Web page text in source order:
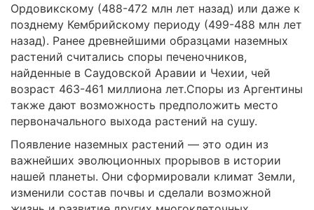
Ордовикскому (488-472 млн лет назад) или даже к
позднему Кембрийскому периоду (499-488 млн лет
назад). Ранее древнейшими образцами наземных
растений считались споры печеночников,
найденные в Саудовской Аравии и Чехии, чей
возраст 463-461 миллиона лет.Споры из Аргентины
также дают возможность предположить место
первоначального выхода растений на сушу.
Появление наземных растений ― это один из
важнейших эволюционных прорывов в истории
нашей планеты. Они сформировали климат Земли,
изменили состав почвы и сделали возможной